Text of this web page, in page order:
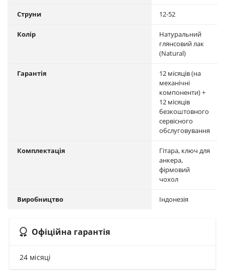
Струни 12-52
Колір
Натуральний
глянсовий лак
(Natural)
Гарантія
12 місяців (на
механічні
компоненти) +
12 місяців
безкоштовного
сервісного
обслуговування
Комплектація
Гітара, ключ для
анкера,
фірмовий
чохол
Виробництво Індонезія
Офіційна гарантія
24 місяці